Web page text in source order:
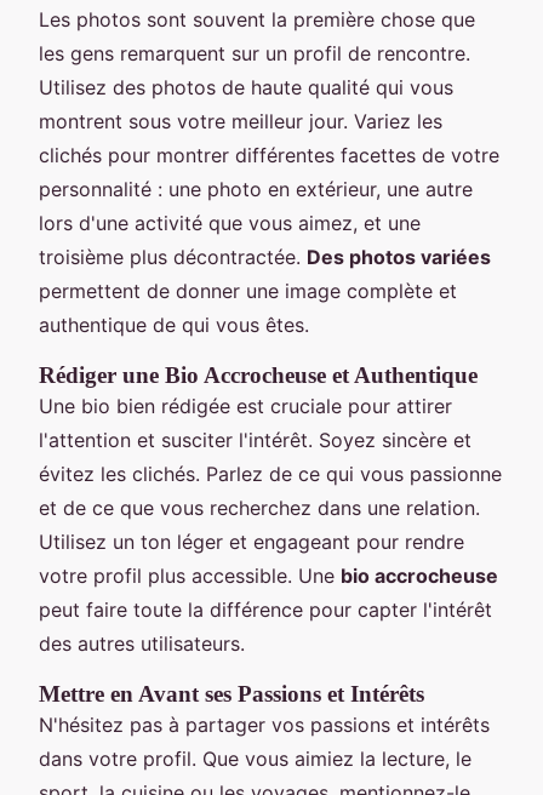
Les photos sont souvent la première chose que
les gens remarquent sur un profil de rencontre.
Utilisez des photos de haute qualité qui vous
montrent sous votre meilleur jour. Variez les
clichés pour montrer différentes facettes de votre
personnalité : une photo en extérieur, une autre
lors d'une activité que vous aimez, et une
troisième plus décontractée. Des photos variées
permettent de donner une image complète et
authentique de qui vous êtes.
Rédiger une Bio Accrocheuse et Authentique
Une bio bien rédigée est cruciale pour attirer
l'attention et susciter l'intérêt. Soyez sincère et
évitez les clichés. Parlez de ce qui vous passionne
et de ce que vous recherchez dans une relation.
Utilisez un ton léger et engageant pour rendre
votre profil plus accessible. Une bio accrocheuse
peut faire toute la différence pour capter l'intérêt
des autres utilisateurs.
Mettre en Avant ses Passions et Intérêts
N'hésitez pas à partager vos passions et intérêts
dans votre profil. Que vous aimiez la lecture, le